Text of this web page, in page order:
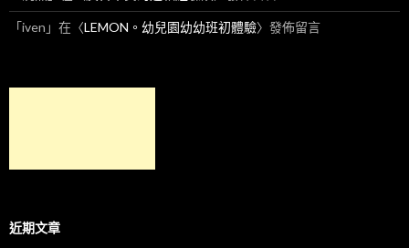
「iven 」在〈LEMON。幼兒園幼幼班初體驗〉發佈留言
近期文章